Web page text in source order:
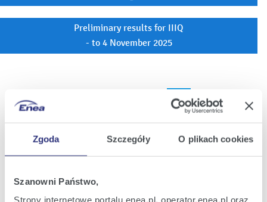
Zgoda Szczegóły O plikach cookies
Szanowni Państwo,
Strony internetowe portalu enea.pl, operator.enea.pl oraz
Preliminary results for IIIQ
- to 4 November 2025
Number of displayed reports:
Current reports Interim reports